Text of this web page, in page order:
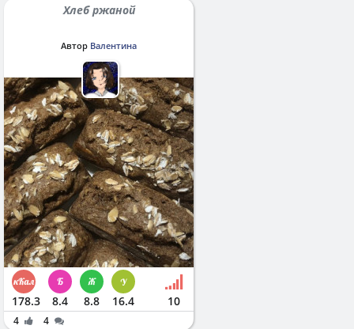
Хлеб ржаной
Автор Валентина
178.3 8.4 8.8 16.4 10
4 4